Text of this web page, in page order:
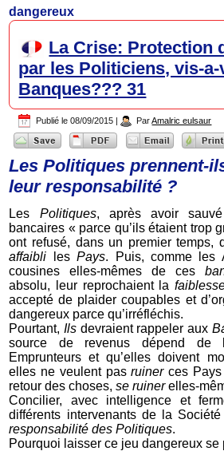
dangereux
La Crise: Protection
par les Politiciens, vis-
Banques??? 31
Publié le 08/09/2015 | Par Amalric eulsaur
Les Politiques prennent-
leur responsabilité ?
Les Politiques, après avoir
bancaires « parce qu’ils étaient trop
ont refusé, dans un premier temps,
affaibli lesPays. Puis, comme les
cousines elles-mêmes de ces
absolu, leur reprochaient la
accepté de plaider coupables et
dangereux parce qu’irréfléchis.
Pourtant,Ils devraient rappeler aux
source de revenus dépend
Emprunteurs et qu’elles doivent
elles ne veulent pasruinerces Pays
retour des choses,se ruinerelles-
Concilier, avec intelligence et
différents intervenants de la
responsabilité des Politiques.
Pourquoi laisser ce jeu dangereux se